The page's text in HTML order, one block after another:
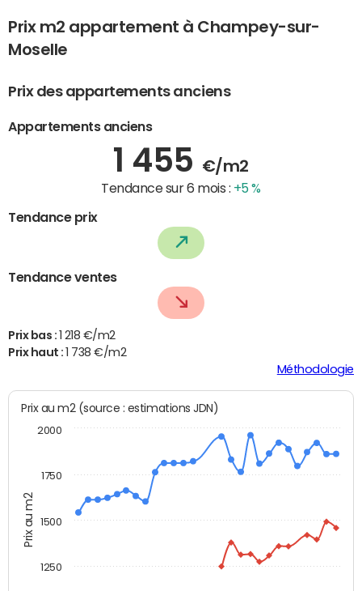
Prix m2 appartement à Champey-sur-
Moselle
Prix des appartements anciens
Appartements anciens
1 455 €/m2
Tendance sur 6 mois : +5 %
Tendance prix
Tendance ventes
Prix bas : 1 218 €/m2
Prix haut :1 738 €/m2
Méthodologie
Prix au m2
Prix au m2 (source : estimations JDN)
2000
1250
1500
1750